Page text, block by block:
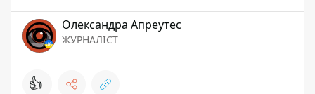
Олександра Апреутес
ЖУРНАЛІСТ
👍